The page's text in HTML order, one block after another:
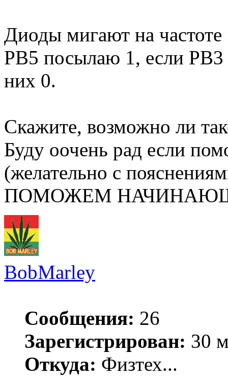
Диоды мигают на
PB5 посылаю 1, если
них 0.
Скажите, возможно ли
Буду оочень рад если
(желательно с
ПОМОЖЕМ
BobMarley
Сообщения: 26
Зарегистрирован: 30
Откуда: Физтех...